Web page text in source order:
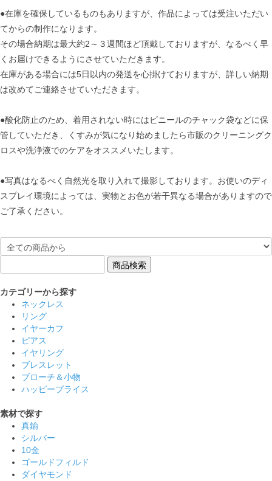
●在庫を確保しているものもありますが、作品によっては受注いただい
てからの制作になります。
その場合納期は最大約2～３週間ほど頂戴しておりますが、なるべく早
くお届けできるようにさせていただきます。
在庫がある場合には5日以内の発送を心掛けておりますが、詳しい納期
は改めてご連絡させていただきます。
●酸化防止のため、着用されない時にはビニールのチャック袋などに保
管していただき、くすみが気になり始めましたら市販のクリーニングク
ロスや洗浄液でのケアをオススメいたします。
●写真はなるべく自然光を取り入れて撮影しております。お使いのディ
スプレイ環境によっては、実物とお色が若干異なる場合がありますので
ご了承ください。
カテゴリーから探す
ネックレス
リング
イヤーカフ
ピアス
イヤリング
ブレスレット
ブローチ＆小物
ハッピープライス
素材で探す
真鍮
シルバー
10金
ゴールドフィルド
ダイヤモンド